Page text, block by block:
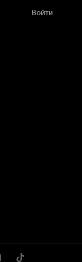
Войти